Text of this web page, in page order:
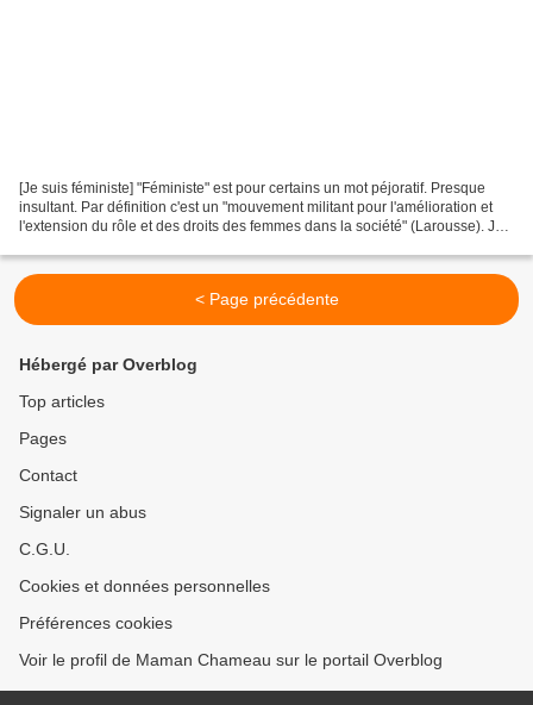
[Je suis féministe] "Féministe" est pour certains un mot péjoratif. Presque
insultant. Par définition c'est un "mouvement militant pour l'amélioration et
l'extension du rôle et des droits des femmes dans la société" (Larousse). Je
< Page précédente
Hébergé par Overblog
Top articles
Pages
Contact
Signaler un abus
C.G.U.
Cookies et données personnelles
Préférences cookies
Voir le profil de Maman Chameau sur le portail Overblog